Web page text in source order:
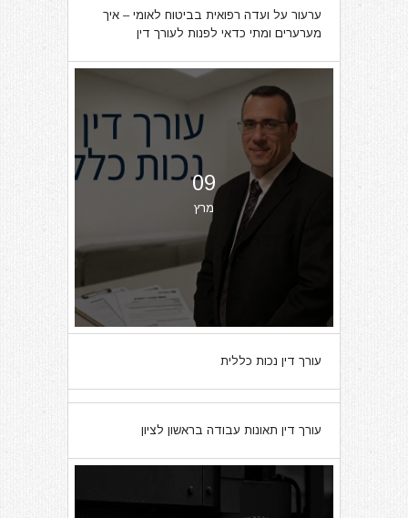
ערעור על ועדה רפואית בביטוח לאומי – איך
מערערים ומתי כדאי לפנות לעורך דין
09
מרץ
עורך דין נכות כללית
07
מרץ
עורך דין תאונות עבודה בראשון לציון